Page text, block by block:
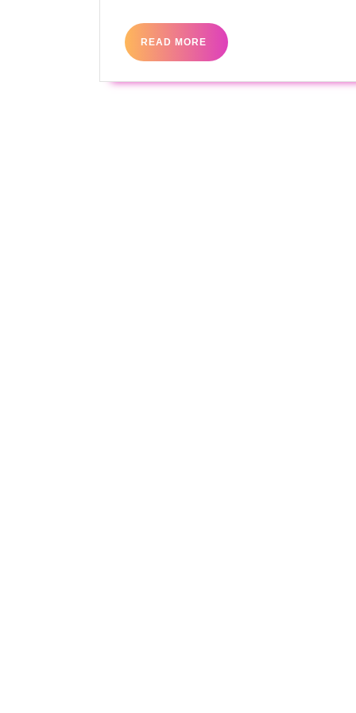
READ MORE
READ
MORE